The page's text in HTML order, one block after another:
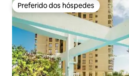
Preferido dos hóspedes
Preferido dos hóspedes